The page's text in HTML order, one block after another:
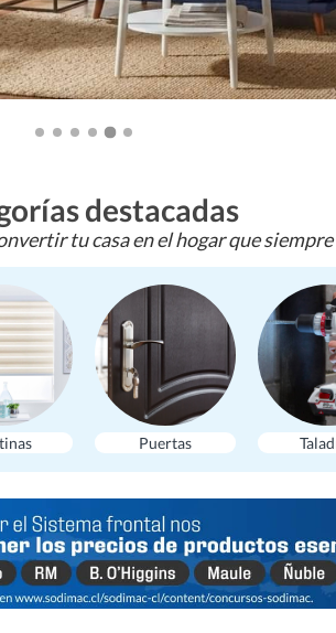
destacadas
tu casa en el hogar que
Puertas